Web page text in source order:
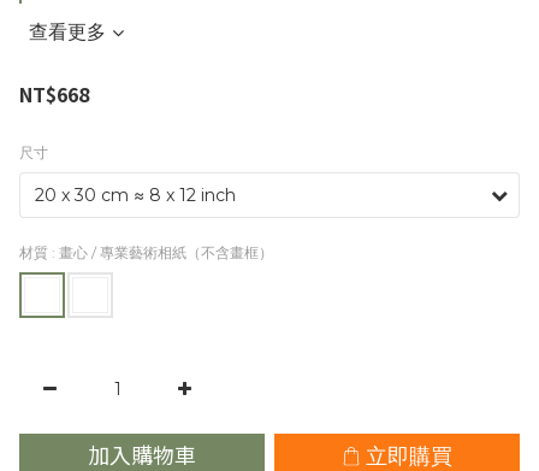
查看更多
NT$668
尺寸
材質 : 畫心 / 專業藝術相紙（不含畫框）
加入購物車 立即購買